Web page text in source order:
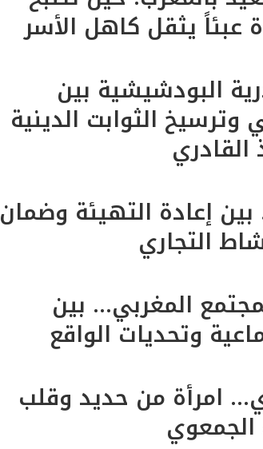
عبئاً يثقل كاهل الأسر
البودشيشية بين
وترسيخ الثوابت الدينية
إعادة التهيئة وضمان
التجاري
المغربي… بين
وتحديات الواقع
امرأة من حديد وقلب
الجمعوي